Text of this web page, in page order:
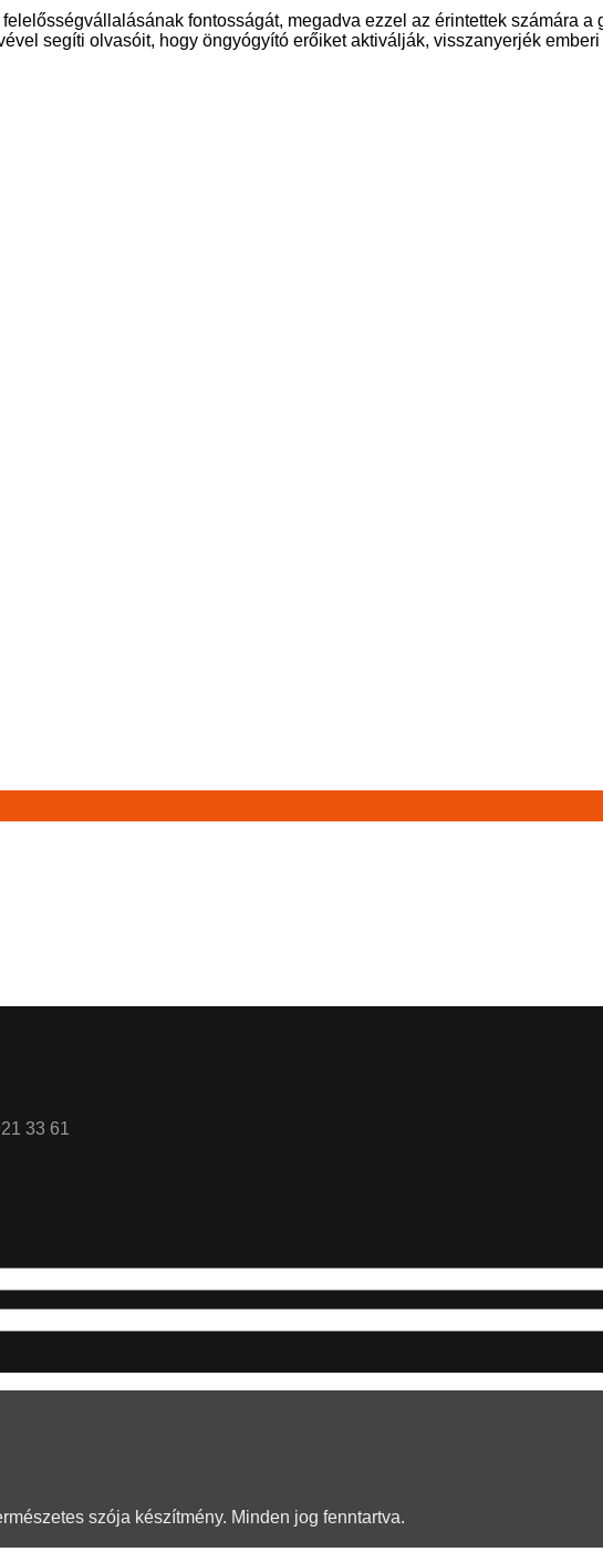
fontosságát, megadva ezzel az érintettek számára a
segíti olvasóit, hogy öngyógyító erőiket aktiválják, visszanyerjék
33 61
szója készítmény. Minden jog fenntartva.